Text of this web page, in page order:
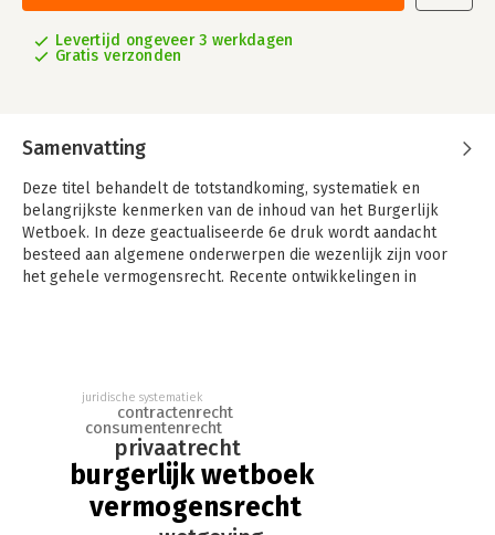
Levertijd ongeveer 3 werkdagen
Gratis verzonden
Samenvatting
Deze titel behandelt de totstandkoming, systematiek en
belangrijkste kenmerken van de inhoud van het Burgerlijk
Wetboek. In deze geactualiseerde 6e druk wordt aandacht
besteed aan algemene onderwerpen die wezenlijk zijn voor
het gehele vermogensrecht. Recente ontwikkelingen in
de inhoud van het Burgerlijk Wetboek. De uitgave besteedt
aandacht aan algemene onderwerpen die belangrijk zijn voor
het hele vermogensrecht.
Na een hoofdstuk over de totstandkoming van het nieuwe BW
en de verschillende wisselwerkingen die daarbij een rol
hebben gespeeld, wordt de systematiek en de inhoud van het
vermogensrecht
burgerlijk wetboek
privaatrecht
consumentenrecht
contractenrecht
juridische systematiek